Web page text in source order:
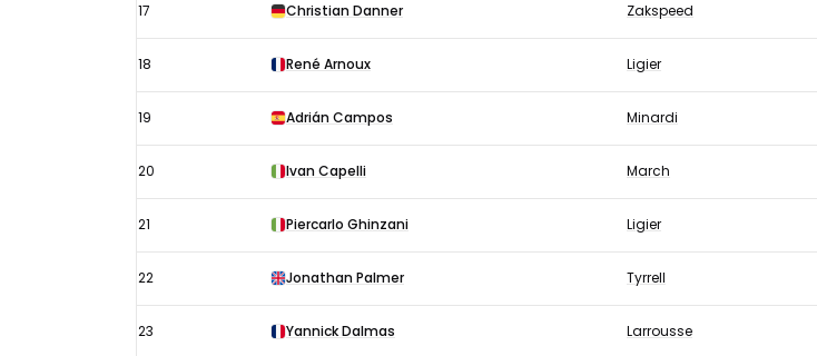
17 Christian Danner Zakspeed
18 René Arnoux Ligier
19 Adrián Campos Minardi
20 Ivan Capelli March
21 Piercarlo Ghinzani Ligier
22 Jonathan Palmer Tyrrell
23 Yannick Dalmas Larrousse